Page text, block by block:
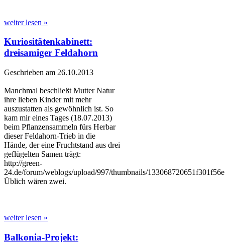
weiter lesen »
Kuriositätenkabinett:
dreisamiger Feldahorn
Geschrieben am 26.10.2013
Manchmal beschließt Mutter Natur
ihre lieben Kinder mit mehr
auszustatten als gewöhnlich ist. So
kam mir eines Tages (18.07.2013)
beim Pflanzensammeln fürs Herbar
dieser Feldahorn-Trieb in die
Hände, der eine Fruchtstand aus drei
geflügelten Samen trägt:
http://green-
24.de/forum/weblogs/upload/997/thumbnails/
Üblich wären zwei.
weiter lesen »
Balkonia-Projekt: